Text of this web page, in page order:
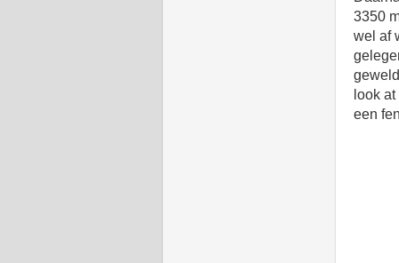
3350
wel af
look
een